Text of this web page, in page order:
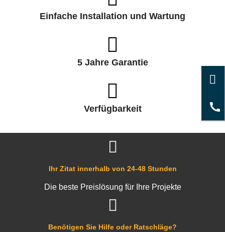
Einfache Installation und Wartung
5 Jahre Garantie
Verfügbarkeit
Benötigen Sie Hilfe oder Ratschläge?
Ihr Zitat innerhalb von 24-48 Stunden
Die beste Preislösung für Ihre Projekte